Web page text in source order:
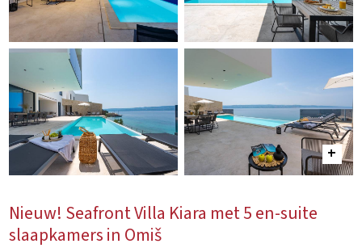
Nieuw! Seafront Villa Kiara met 5 en-suite
slaapkamers in Omiš